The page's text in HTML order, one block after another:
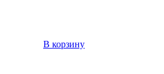
В корзину